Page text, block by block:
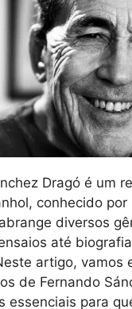
Dragó é um
conhecido
diversos
até
artigo, vamos
de Fernando
essenciais para